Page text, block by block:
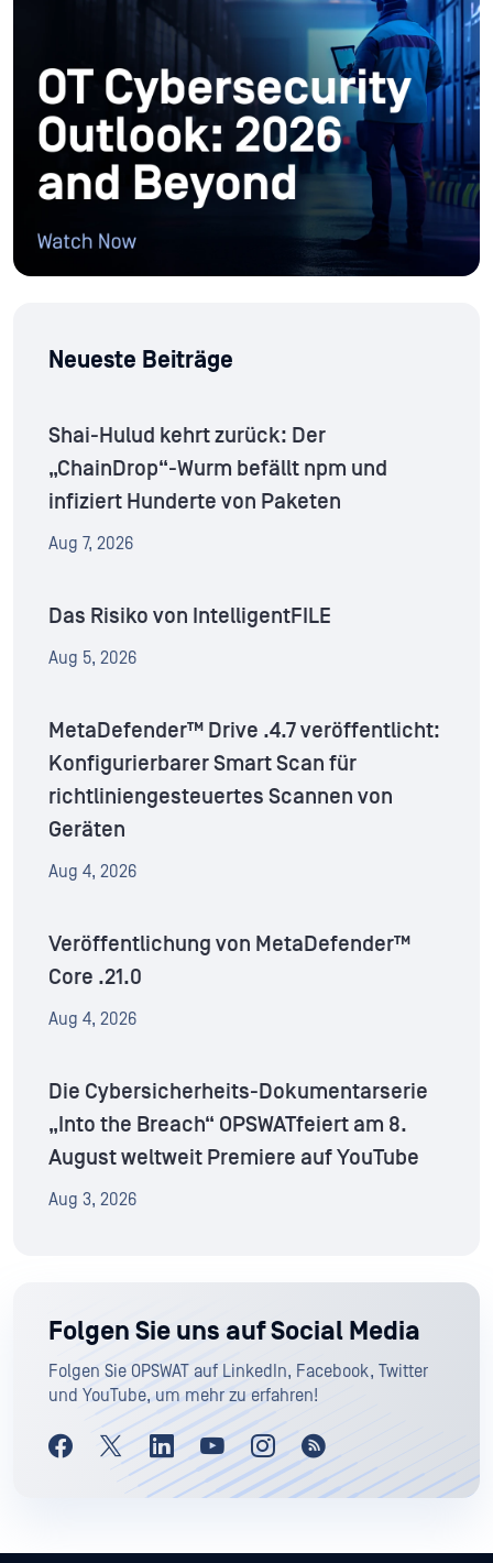
Neueste Beiträge
Shai-Hulud kehrt zurück: Der
„ChainDrop“-Wurm befällt npm und
infiziert Hunderte von Paketen
Aug 7, 2026
Das Risiko von IntelligentFILE
Aug 5, 2026
MetaDefender™ Drive .4.7 veröffentlicht:
Konfigurierbarer Smart Scan für
richtliniengesteuertes Scannen von
Geräten
Aug 4, 2026
Veröffentlichung von MetaDefender™
Core .21.0
Aug 4, 2026
Die Cybersicherheits-Dokumentarserie
„Into the Breach“ OPSWATfeiert am 8.
August weltweit Premiere auf YouTube
Aug 3, 2026
Folgen Sie uns auf Social Media
Folgen Sie OPSWAT auf LinkedIn, Facebook, Twitter
und YouTube, um mehr zu erfahren!